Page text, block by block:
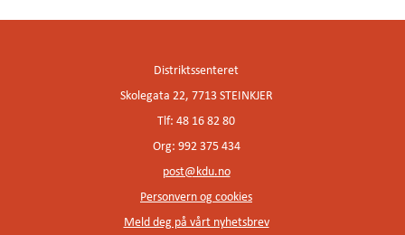
Distriktssenteret
Skolegata 22, 7713 STEINKJER
Tlf: 48 16 82 80
Org: 992 375 434
post@kdu.no
Personvern og cookies
Meld deg på vårt nyhetsbrev